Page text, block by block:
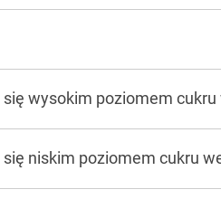
wysokim poziomem cukru
niskim poziomem cukru